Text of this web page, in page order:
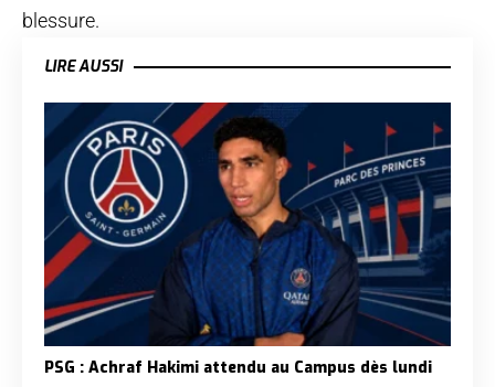
blessure.
LIRE AUSSI
PSG : Achraf Hakimi attendu au Campus dès lundi